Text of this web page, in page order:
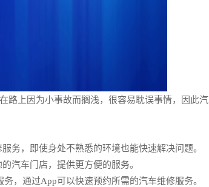
路上因为小事故而搁浅，很容易耽误事情，因此汽
务，即使身处不熟悉的环境也能快速解决问题。
汽车门店，提供更方便的服务。
，通过App可以快速预约所需的汽车维修服务。